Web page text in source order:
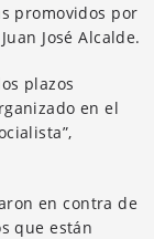
promovidos por
José Alcalde.
plazos
en el
en contra de
que están